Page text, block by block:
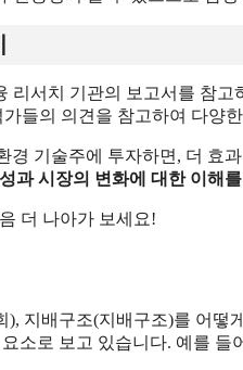
임
사회, 지배구조(ESG) 측면에
의 평판이 좋을수록 장기적으
주는 일반적으로 성숙기에
변동성이 클 수 있으므로 감정